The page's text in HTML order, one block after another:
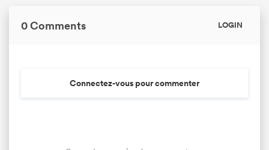
0 Comments LOGIN
Connectez-vous pour commenter